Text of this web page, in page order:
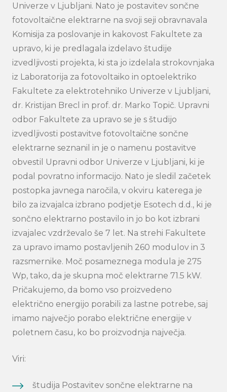
Univerze v Ljubljani. Nato je postavitev sončne
fotovoltaične elektrarne na svoji seji obravnavala
Komisija za poslovanje in kakovost Fakultete za
upravo, ki je predlagala izdelavo študije
izvedljivosti projekta, ki sta jo izdelala strokovnjaka
iz Laboratorija za fotovoltaiko in optoelektriko
Fakultete za elektrotehniko Univerze v Ljubljani,
dr. Kristijan Brecl in prof. dr. Marko Topič. Upravni
odbor Fakultete za upravo se je s študijo
izvedljivosti postavitve fotovoltaične sončne
elektrarne seznanil in je o namenu postavitve
obvestil Upravni odbor Univerze v Ljubljani, ki je
podal povratno informacijo. Nato je sledil začetek
postopka javnega naročila, v okviru katerega je
bilo za izvajalca izbrano podjetje Esotech d.d., ki je
sončno elektrarno postavilo in jo bo kot izbrani
izvajalec vzdrževalo še 7 let. Na strehi Fakultete
za upravo imamo postavljenih 260 modulov in 3
razsmernike. Moč posameznega modula je 275
Wp, tako, da je skupna moč elektrarne 71.5 kW.
Pričakujemo, da bomo vso proizvedeno
električno energijo porabili za lastne potrebe, saj
imamo največjo porabo električne energije v
poletnem času, ko bo proizvodnja največja.
Viri:
študija Postavitev sončne elektrarne na